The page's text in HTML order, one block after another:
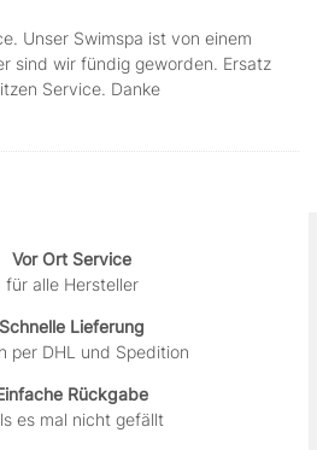
Unser Swimspa ist von einem
sind wir fündig geworden. Ersatz
Service. Danke
Vor Ort Service
für alle Hersteller
Schnelle Lieferung
per DHL und Spedition
Rückgabe
es mal nicht gefällt